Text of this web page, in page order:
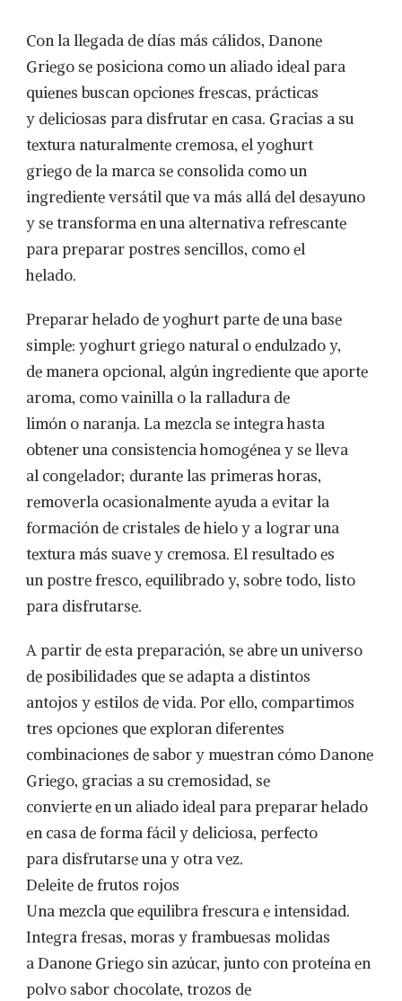
HELADO
QUE
CUIDA
DE
CREMOSO,
DESLACTOSADO,
PROTEÍNA
Con la llegada de días más cálidos, Danone
Griego se posiciona como un aliado ideal para
quienes buscan opciones frescas, prácticas
y deliciosas para disfrutar en casa. Gracias a su
textura naturalmente cremosa, el yoghurt
griego de la marca se consolida como un
ingrediente versátil que va más allá del desayuno
y se transforma en una alternativa refrescante
para preparar postres sencillos, como el
helado.
Preparar helado de yoghurt parte de una base
simple: yoghurt griego natural o endulzado y,
de manera opcional, algún ingrediente que aporte
aroma, como vainilla o la ralladura de
limón o naranja. La mezcla se integra hasta
obtener una consistencia homogénea y se lleva
al congelador; durante las primeras horas,
removerla ocasionalmente ayuda a evitar la
formación de cristales de hielo y a lograr una
textura más suave y cremosa. El resultado es
un postre fresco, equilibrado y, sobre todo, listo
para disfrutarse.
A partir de esta preparación, se abre un universo
de posibilidades que se adapta a distintos
antojos y estilos de vida. Por ello, compartimos
tres opciones que exploran diferentes
combinaciones de sabor y muestran cómo Danone
Griego, gracias a su cremosidad, se
convierte en un aliado ideal para preparar helado
en casa de forma fácil y deliciosa, perfecto
para disfrutarse una y otra vez.
​​Deleite de frutos rojos
Una mezcla que equilibra frescura e intensidad.
Integra fresas, moras y frambuesas molidas
a Danone Griego sin azúcar, junto con proteína en
polvo sabor chocolate, trozos de